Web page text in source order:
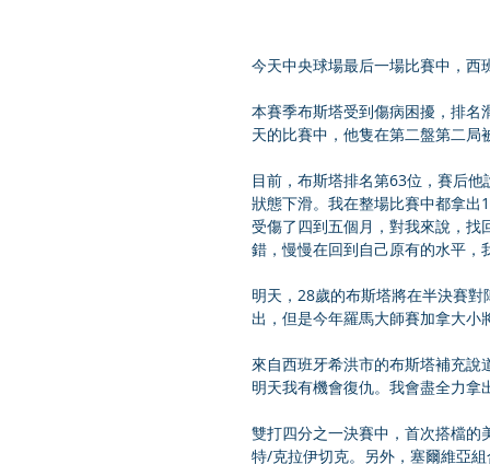
今天中央球場最后一場比賽中，西
本賽季布斯塔受到傷病困擾，排名
天的比賽中，他隻在第二盤第二局
目前，布斯塔排名第63位，賽后
狀態下滑。我在整場比賽中都拿
受傷了四到五個月，對我來說，找
錯，慢慢在回到自己原有的水平，
明天，28歲的布斯塔將在半決賽
出，但是今年羅馬大師賽加拿大小
來自西班牙希洪市的布斯塔補充說
明天我有機會復仇。我會盡全力拿
雙打四分之一決賽中，首次搭檔
特/克拉伊切克。另外，塞爾維亞